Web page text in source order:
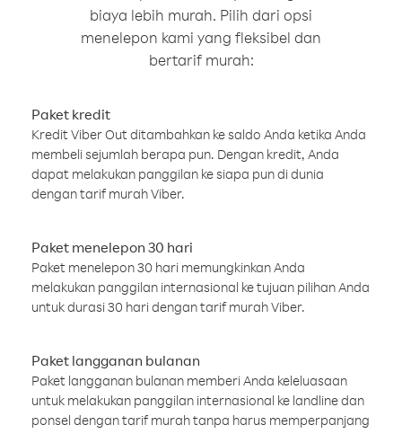
biaya lebih murah. Pilih dari opsi
menelepon kami yang fleksibel dan
bertarif murah:
Paket kredit
Kredit Viber Out ditambahkan ke saldo Anda ketika Anda
membeli sejumlah berapa pun. Dengan kredit, Anda
dapat melakukan panggilan ke siapa pun di dunia
dengan tarif murah Viber.
Paket menelepon 30 hari
Paket menelepon 30 hari memungkinkan Anda
melakukan panggilan internasional ke tujuan pilihan Anda
untuk durasi 30 hari dengan tarif murah Viber.
Paket langganan bulanan
Paket langganan bulanan memberi Anda keleluasaan
untuk melakukan panggilan internasional ke landline dan
ponsel dengan tarif murah tanpa harus memperpanjang